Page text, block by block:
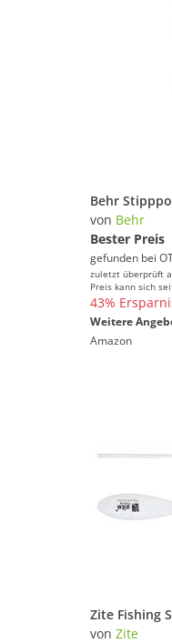
von Behr
Bester Preis
gefunden bei
zuletzt überprüft
Preis kann sich
43%
Weitere
Amazon
von Zite